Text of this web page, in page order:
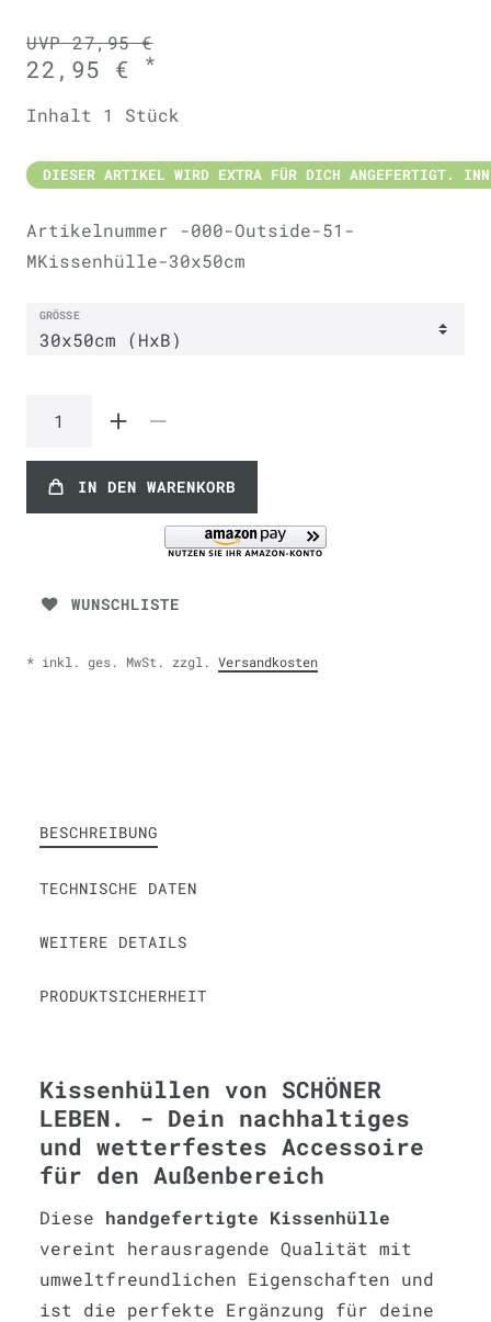
UVP 27,95 €
22,95 € *
Inhalt 1 Stück
DIESER ARTIKEL WIRD EXTRA FÜR DICH ANGEFERTIGT.
Artikelnummer -000-Outside-51-
MKissenhülle-30x50cm
GRÖSSE
IN DEN WARENKORB
WUNSCHLISTE
* inkl. ges. MwSt. zzgl. Versandkosten
BESCHREIBUNG
TECHNISCHE DATEN
WEITERE DETAILS
PRODUKTSICHERHEIT
Kissenhüllen von SCHÖNER
LEBEN. - Dein nachhaltiges
und wetterfestes Accessoire
für den Außenbereich
Diese handgefertigte Kissenhülle
vereint herausragende Qualität mit
umweltfreundlichen Eigenschaften und
ist die perfekte Ergänzung für deine